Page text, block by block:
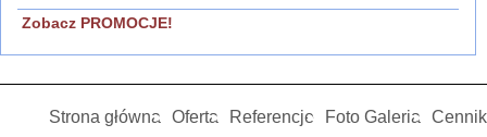
Zobacz PROMOCJE!
Strona główna Oferta Referencje Foto Galeria
Cennik